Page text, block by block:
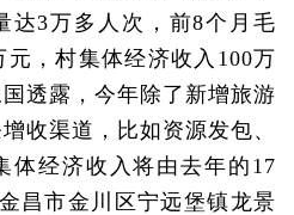
达3万多人次，前8个月毛
元，村集体经济收入100万
透露，今年除了新增旅游
收渠道，比如资源发包、
体经济收入将由去年的17
昌市金川区宁远堡镇龙景